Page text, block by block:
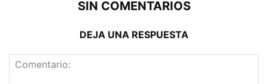
SIN COMENTARIOS
DEJA UNA RESPUESTA